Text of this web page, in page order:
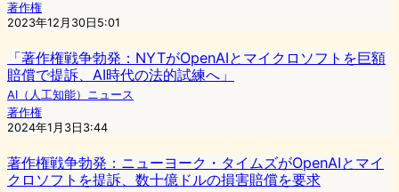
著作権
2023年12月30日5:01
「著作権戦争勃発：NYTがOpenAIとマイクロソフトを巨額
賠償で提訴、AI時代の法的試練へ」
AI（人工知能）ニュース
著作権
2024年1月3日3:44
著作権戦争勃発：ニューヨーク・タイムズがOpenAIとマイ
クロソフトを提訴、数十億ドルの損害賠償を要求